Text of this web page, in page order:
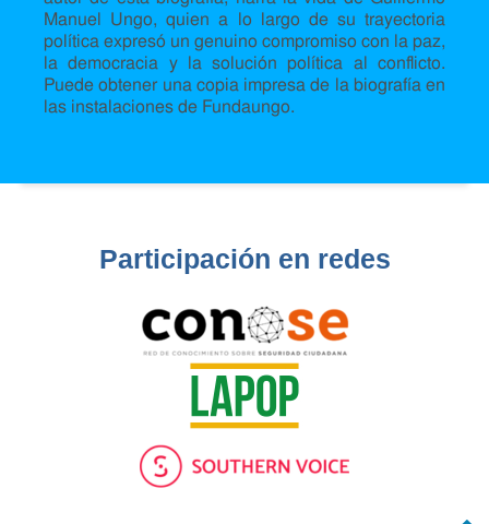
Manuel Ungo, quien a lo largo de su trayectoria
política expresó un genuino compromiso con la paz,
la democracia y la solución política al conflicto.
Puede obtener una copia impresa de la biografía en
las instalaciones de Fundaungo.
Participación en redes